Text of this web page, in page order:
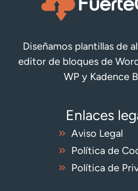
Diseñamos plantillas de
editor de bloques de
WP y Kadence
Enlaces
Aviso Legal
Política de
Política de